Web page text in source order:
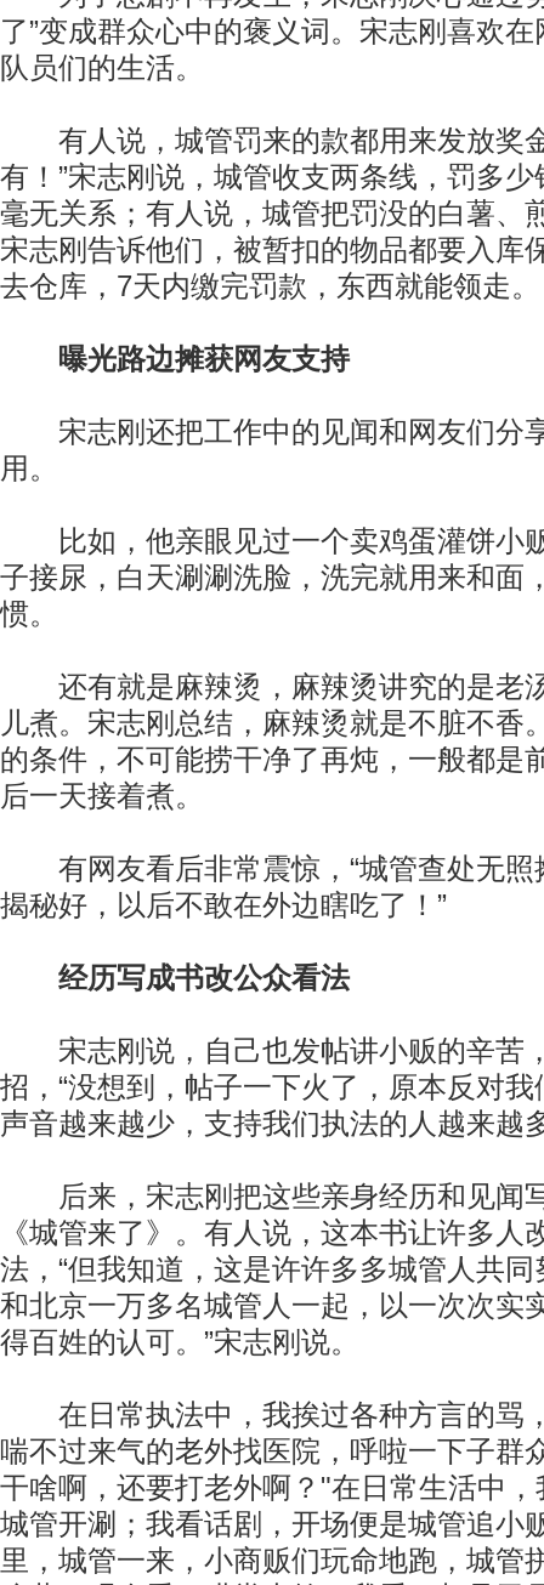
了”变成群众心中的褒义词。宋志刚喜欢
队员们的生活。
有人说，城管罚来的款都用来发放奖
有！”宋志刚说，城管收支两条线，罚多
毫无关系；有人说，城管把罚没的白薯、
宋志刚告诉他们，被暂扣的物品都要入库
去仓库，7天内缴完罚款，东西就能领走。
曝光路边摊获网友支持
宋志刚还把工作中的见闻和网友们分
用。
比如，他亲眼见过一个卖鸡蛋灌饼小
子接尿，白天涮涮洗脸，洗完就用来和面
惯。
还有就是麻辣烫，麻辣烫讲究的是老
儿煮。宋志刚总结，麻辣烫就是不脏不香
的条件，不可能捞干净了再炖，一般都是
后一天接着煮。
有网友看后非常震惊，“城管查处无照
揭秘好，以后不敢在外边瞎吃了！”
经历写成书改公众看法
宋志刚说，自己也发帖讲小贩的辛苦
招，“没想到，帖子一下火了，原本反对
声音越来越少，支持我们执法的人越来越
后来，宋志刚把这些亲身经历和见闻
《城管来了》。有人说，这本书让许多人
法，“但我知道，这是许许多多城管人共
和北京一万多名城管人一起，以一次次实
得百姓的认可。”宋志刚说。
在日常执法中，我挨过各种方言的骂
喘不过来气的老外找医院，呼啦一下子群
干啥啊，还要打老外啊？"在日常生活中
城管开涮；我看话剧，开场便是城管追小
里，城管一来，小商贩们玩命地跑，城管